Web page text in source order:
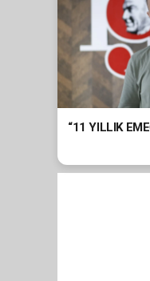
“11 YILLIK